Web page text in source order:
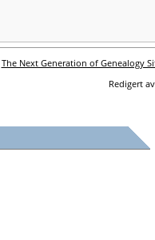
The Next Generation of Genealogy
Redigert av